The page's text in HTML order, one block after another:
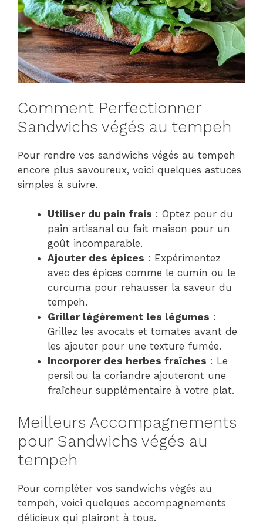
Comment Perfectionner
Sandwichs végés au tempeh
Pour rendre vos sandwichs végés au tempeh
encore plus savoureux, voici quelques astuces
simples à suivre.
Utiliser du pain frais : Optez pour du
pain artisanal ou fait maison pour un
goût incomparable.
Ajouter des épices : Expérimentez
avec des épices comme le cumin ou le
curcuma pour rehausser la saveur du
tempeh.
Griller légèrement les légumes :
Grillez les avocats et tomates avant de
les ajouter pour une texture fumée.
Incorporer des herbes fraîches : Le
persil ou la coriandre ajouteront une
fraîcheur supplémentaire à votre plat.
Meilleurs Accompagnements
pour Sandwichs végés au
tempeh
Pour compléter vos sandwichs végés au
tempeh, voici quelques accompagnements
délicieux qui plairont à tous.